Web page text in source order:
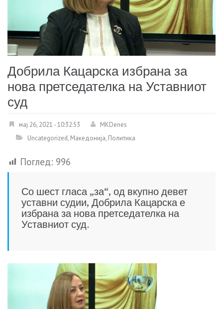
Добрила Кацарска избрана за
нова претседателка на Уставниот
суд
мај 26, 2021 - 10:32:53
MKDenes
Uncategorized, Македонија, Политика
Поглед: 996
Со шест гласа „за“, од вкупно девет
уставни судии, Добрила Кацарска е
избрана за нова претседателка на
Уставниот суд.